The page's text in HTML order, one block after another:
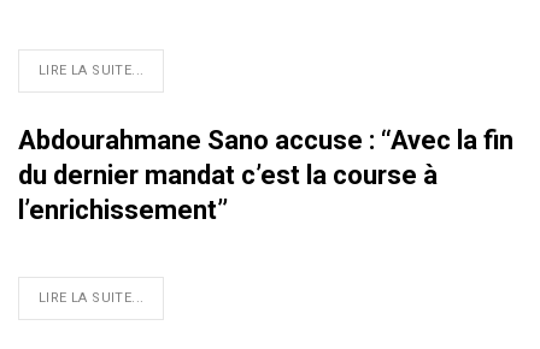
LIRE LA SUITE...
Abdourahmane Sano accuse : ‘‘Avec la fin
du dernier mandat c’est la course à
l’enrichissement’’
LIRE LA SUITE...